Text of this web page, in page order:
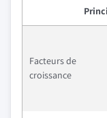
Facteurs de
croissance